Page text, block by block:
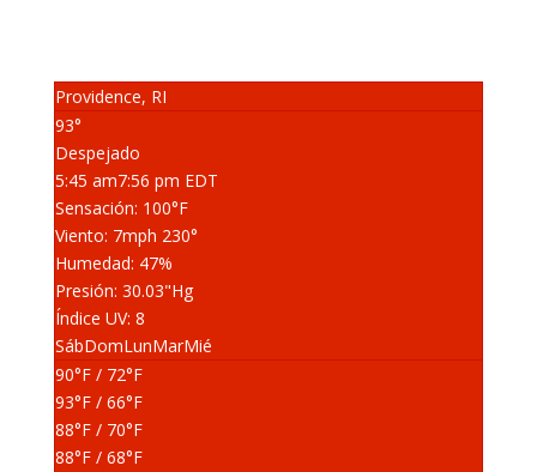
Providence, RI
93°
Despejado
5:45 am7:56 pm EDT
Sensación: 100°F
Viento: 7mph 230°
Humedad: 47%
Presión: 30.03"Hg
Índice UV: 8
SábDomLunMarMié
90°F/ 72°F
93°F/ 66°F
88°F/ 70°F
88°F/ 68°F